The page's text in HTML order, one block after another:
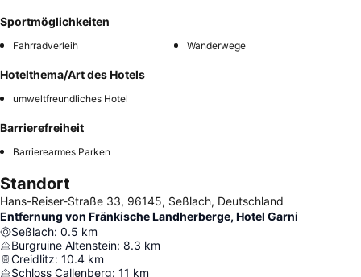
Sportmöglichkeiten
Fahrradverleih Wanderwege
Hotelthema/Art des Hotels
umweltfreundliches Hotel
Barrierefreiheit
Barrierearmes Parken
Standort
Hans-Reiser-Straße 33, 96145, Seßlach, Deutschland
Entfernung von Fränkische Landherberge, Hotel Garni
Seßlach: 0.5 km
Burgruine Altenstein: 8.3 km
Creidlitz: 10.4 km
Schloss Callenberg: 11 km